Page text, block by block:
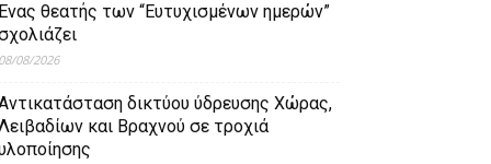
θεατής των “Ευτυχισμένων ημερών”
08/08/2026
δικτύου ύδρευσης Χώρας,
και Βραχνού σε τροχιά